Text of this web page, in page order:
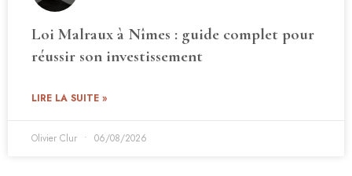
Loi Malraux à Nîmes : guide complet pour
réussir son investissement
LIRE LA SUITE »
Olivier Clur 06/08/2026